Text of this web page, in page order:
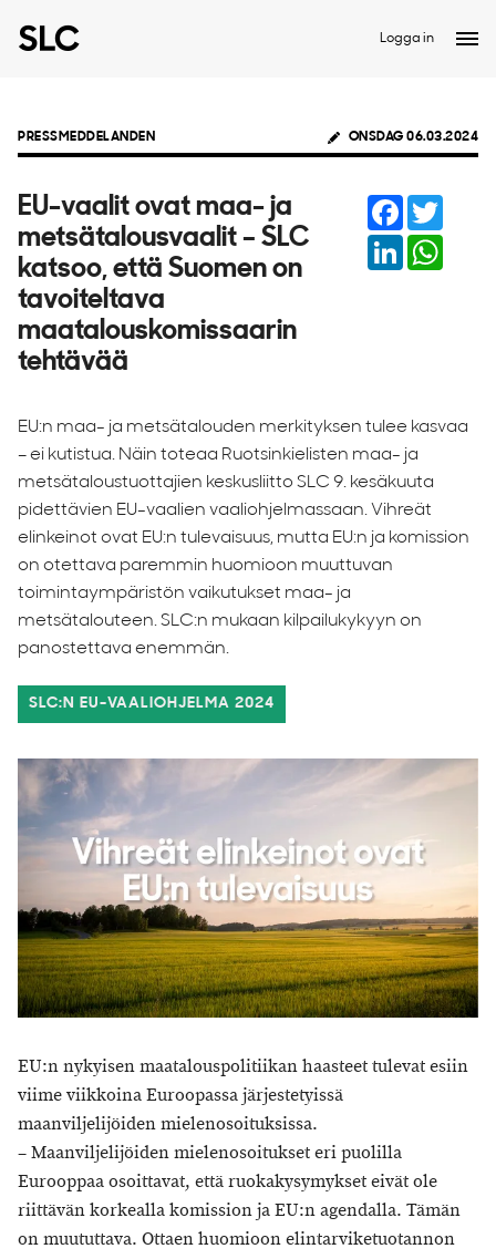
Logga in
PRESSMEDDELANDEN ONSDAG 06.03.2024
EU-vaalit ovat maa- ja
metsätalousvaalit – SLC
katsoo, että Suomen on
tavoiteltava
maatalouskomissaarin
tehtävää
Facebook
LinkedIn
EU:n maa- ja metsätalouden merkityksen tulee kasvaa
– ei kutistua. Näin toteaa Ruotsinkielisten maa- ja
metsätaloustuottajien keskusliitto SLC 9. kesäkuuta
pidettävien EU-vaalien vaaliohjelmassaan. Vihreät
elinkeinot ovat EU:n tulevaisuus, mutta EU:n ja komission
on otettava paremmin huomioon muuttuvan
toimintaympäristön vaikutukset maa- ja
metsätalouteen. SLC:n mukaan kilpailukykyyn on
panostettava enemmän.
SLC:N EU-VAALIOHJELMA 2024
EU:n nykyisen maatalouspolitiikan haasteet tulevat esiin
viime viikkoina Euroopassa järjestetyissä
maanviljelijöiden mielenosoituksissa.
– Maanviljelijöiden mielenosoitukset eri puolilla
Eurooppaa osoittavat, että ruokakysymykset eivät ole
riittävän korkealla komission ja EU:n agendalla. Tämän
on muututtava. Ottaen huomioon elintarviketuotannon